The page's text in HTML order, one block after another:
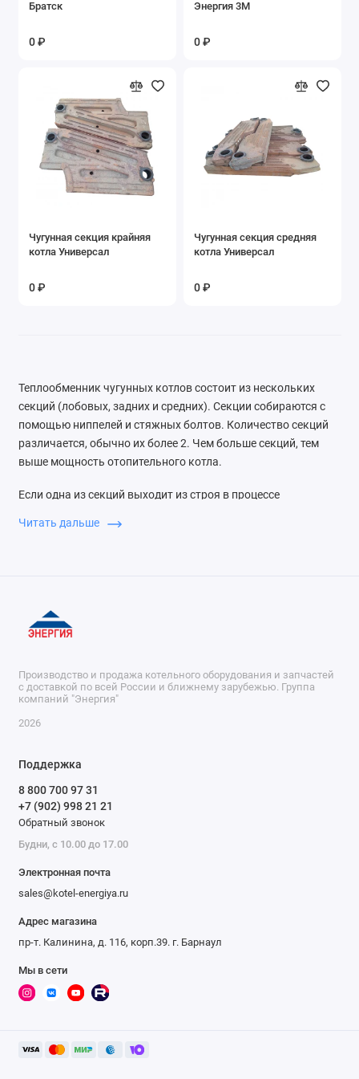
Запасные части топки котла Братск ТШПМ
Запасные части топок ЗП-РПК
Запасные части топок НТКС
Запасные части топок ТЛЗМ
Запасные части топок ТЛПХ
Запасные части транспортера скребкового
ТС-2-30
Запасные части установок скребковых УСУ,
УСШ
Труба экономайзерная
Показать все
Братск
0 ₽
Энергия 3М
0 ₽
Чугунная секция крайняя
котла Универсал
0 ₽
Чугунная секция средняя
котла Универсал
0 ₽
Теплообменник чугунных котлов состоит из нескольких
секций (лобовых, задних и средних). Секции собираются с
помощью ниппелей и стяжных болтов. Количество секций
различается, обычно их более 2. Чем больше секций, тем
выше мощность отопительного котла.
Если одна из секций выходит из строя в процессе
Купить секции для котелов
Чтобы купить секции для котлов, позвоните в отдел продаж
Наши менеджеры помогут подобрать вспомогательное
оборудование для интересующих вас моделей, и рассчитают
стоимость доставки до вашего населенного пункта.
Читать дальше
Производство и продажа котельного оборудования и запчастей
с доставкой по всей России и ближнему зарубежью. Группа
компаний "Энергия"
2026
Поддержка
8 800 700 97 31
+7 (902) 998 21 21
Обратный звонок
Будни, с 10.00 до 17.00
Электронная почта
sales@kotel-energiya.ru
Адрес магазина
пр-т. Калинина, д. 116, корп.39. г. Барнаул
Мы в сети